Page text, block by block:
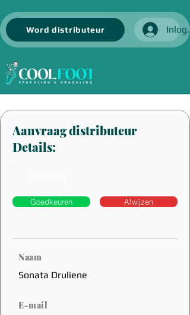
Word distributeur
Aanvraag distributeur
Details:
Goedkeuren Afwijzen
Naam
Sonata Druliene
E-mail